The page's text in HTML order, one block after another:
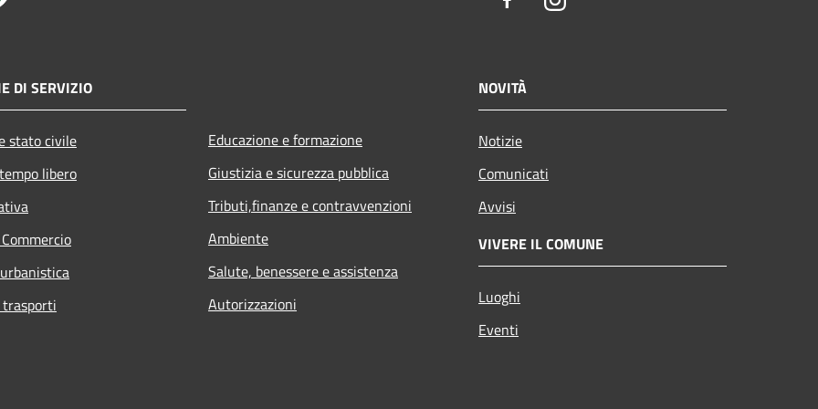
DI SERVIZIO
stato civile
libero
Educazione e formazione
Giustizia e sicurezza pubblica
Tributi,finanze e contravvenzioni
Ambiente
Salute, benessere e assistenza
Autorizzazioni
NOVITÀ
Notizie
Comunicati
Avvisi
VIVERE IL COMUNE
Luoghi
Eventi